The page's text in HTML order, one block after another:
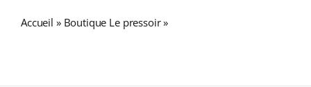
Accueil » Boutique Le pressoir»